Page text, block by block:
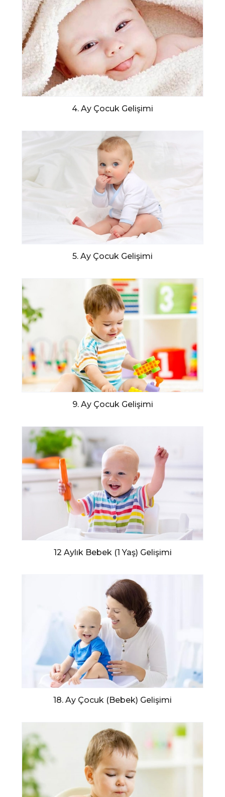
4. Ay Çocuk Gelişimi
5. Ay Çocuk Gelişimi
9. Ay Çocuk Gelişimi
12 Aylık Bebek (1 Yaş) Gelişimi
18. Ay Çocuk (Bebek) Gelişimi